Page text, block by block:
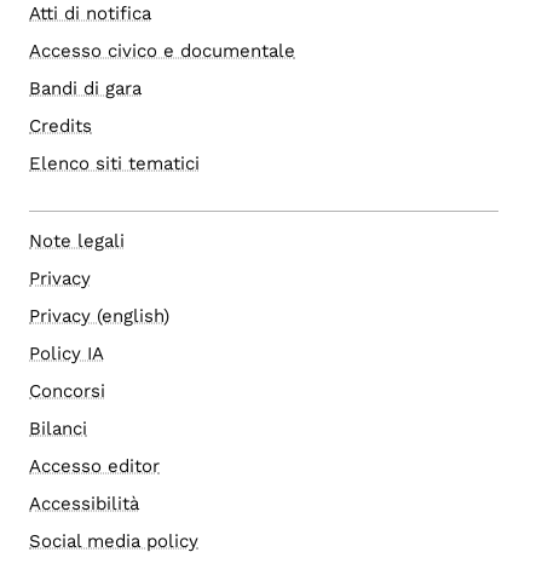
Atti di notifica
Accesso civico e documentale
Bandi di gara
Credits
Elenco siti tematici
Note legali
Privacy
Privacy (english)
Policy IA
Concorsi
Bilanci
Accesso editor
Accessibilità
Social media policy